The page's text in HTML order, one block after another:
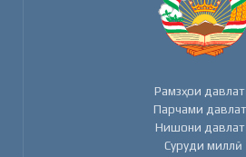
Рамзҳои
Парчами
Нишони
Суруди миллӣ